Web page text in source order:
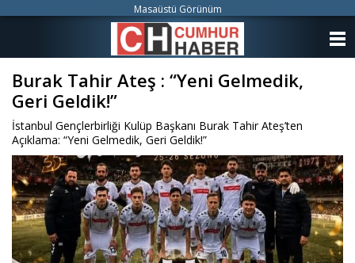
Burak Tahir Ateş : “Yeni Gelmedik,
Geri Geldik!”
İstanbul Gençlerbirliği Kulüp Başkanı Burak Tahir Ateş’ten
Açıklama: “Yeni Gelmedik, Geri Geldik!”
Masaüstü Görünüm
KATEGORİLER
FOTO GALERİ
VİDEO GALERİ